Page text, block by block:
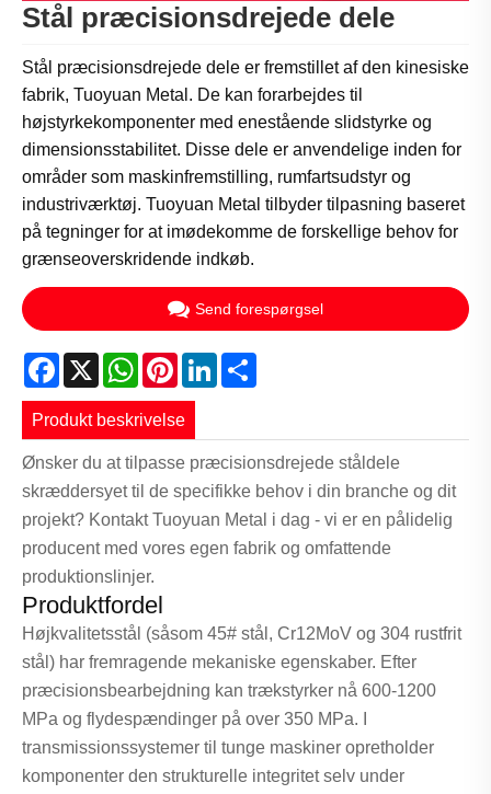
Stål præcisionsdrejede dele
Stål præcisionsdrejede dele er fremstillet af den kinesiske
fabrik, Tuoyuan Metal. De kan forarbejdes til
højstyrkekomponenter med enestående slidstyrke og
dimensionsstabilitet. Disse dele er anvendelige inden for
områder som maskinfremstilling, rumfartsudstyr og
industriværktøj. Tuoyuan Metal tilbyder tilpasning baseret
på tegninger for at imødekomme de forskellige behov for
grænseoverskridende indkøb.
Send forespørgsel
Facebook
X WhatsApp
PinterestLinkedIn
Produkt beskrivelse
Ønsker du at tilpasse præcisionsdrejede ståldele
skræddersyet til de specifikke behov i din branche og dit
projekt? Kontakt Tuoyuan Metal i dag - vi er en pålidelig
producent med vores egen fabrik og omfattende
produktionslinjer.
Produktfordel
Højkvalitetsstål (såsom 45# stål, Cr12MoV og 304 rustfrit
stål) har fremragende mekaniske egenskaber. Efter
præcisionsbearbejdning kan trækstyrker nå 600-1200
MPa og flydespændinger på over 350 MPa. I
transmissionssystemer til tunge maskiner opretholder
komponenter den strukturelle integritet selv under